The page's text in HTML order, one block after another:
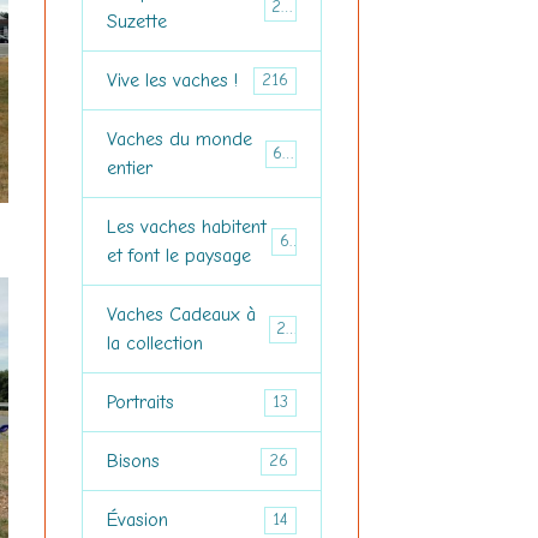
Suzette
28
Vive les vaches ! 216
Vaches du monde
entier
66
Les vaches habitent
et font le paysage
61
Vaches Cadeaux à
la collection
27
Portraits 13
Bisons 26
Évasion 14